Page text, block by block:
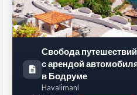
Свобода путешествий
с арендой
в Бодруме
Havali̇mani